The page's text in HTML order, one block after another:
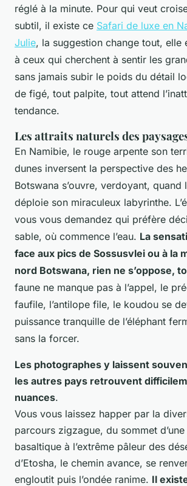
réglé à la minute. Pour qui veut
subtil, il existe ce Safari de luxe en
Julie, la suggestion change tout, elle
à ceux qui cherchent à sentir les
sans jamais subir le poids du détail
de figé, tout palpite, tout attend
tendance.
Les attraits naturels des
En Namibie, le rouge arpente son
dunes inversent la perspective des
Botswana s’ouvre, verdoyant, quand
déploie son miraculeux labyrinthe.
vous vous demandez qui préfère
sable, où commence l’eau. La
face aux pics de Sossusvlei ou à la
nord Botswana, rien ne s’oppose,
faune ne manque pas à l’appel, le
faufile, l’antilope file, le koudou se
puissance tranquille de l’éléphant
sans la forcer.
Les photographes y laissent
les autres pays retrouvent
nuances.
Vous vous laissez happer par la
parcours zigzague, du sommet
basaltique à l’extrême pâleur des
d’Etosha, le chemin avance, se
engloutit puis l’ondée ranime. Il